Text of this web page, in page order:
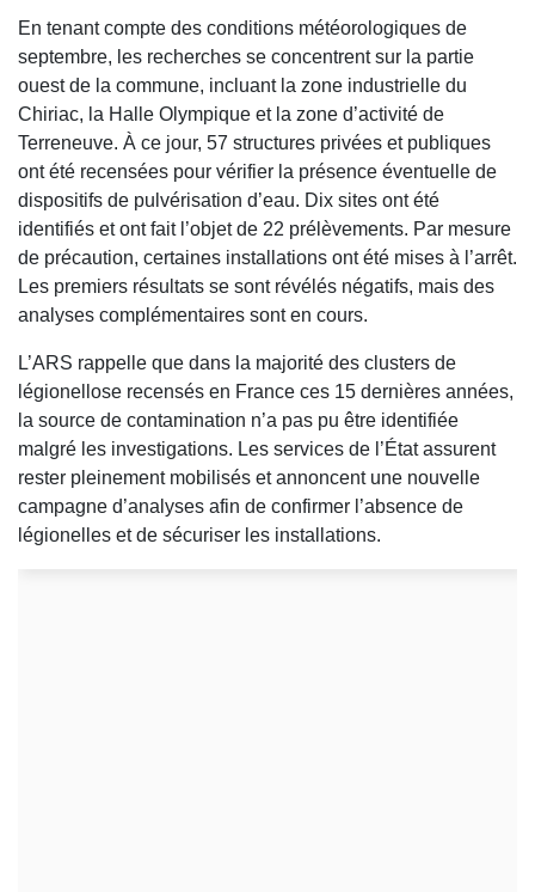
En tenant compte des conditions météorologiques de
septembre, les recherches se concentrent sur la partie
ouest de la commune, incluant la zone industrielle du
Chiriac, la Halle Olympique et la zone d’activité de
Terreneuve. À ce jour, 57 structures privées et publiques
ont été recensées pour vérifier la présence éventuelle de
dispositifs de pulvérisation d’eau. Dix sites ont été
identifiés et ont fait l’objet de 22 prélèvements. Par mesure
de précaution, certaines installations ont été mises à l’arrêt.
Les premiers résultats se sont révélés négatifs, mais des
analyses complémentaires sont en cours.
L’ARS rappelle que dans la majorité des clusters de
légionellose recensés en France ces 15 dernières années,
la source de contamination n’a pas pu être identifiée
malgré les investigations. Les services de l’État assurent
rester pleinement mobilisés et annoncent une nouvelle
campagne d’analyses afin de confirmer l’absence de
légionelles et de sécuriser les installations.